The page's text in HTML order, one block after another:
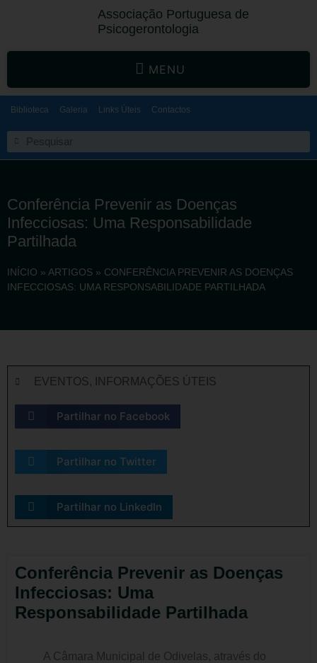
Associação Portuguesa de
Psicogerontologia
MENU
Biblioteca Galeria Links Úteis Contactos
Conferência Prevenir as Doenças
Infecciosas: Uma Responsabilidade
Partilhada
INÍCIO » ARTIGOS » CONFERÊNCIA PREVENIR AS DOENÇAS
INFECCIOSAS: UMA RESPONSABILIDADE PARTILHADA
EVENTOS, INFORMAÇÕES ÚTEIS
Partilhar no Facebook
Partilhar no Twitter
Partilhar no LinkedIn
Conferência Prevenir as Doenças
Infecciosas: Uma
Responsabilidade Partilhada
A Câmara Municipal de Odivelas, através do